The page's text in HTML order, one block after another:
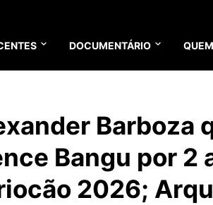
DOCUMENTÁRIO
Barboza
Bangu por 2
2026;